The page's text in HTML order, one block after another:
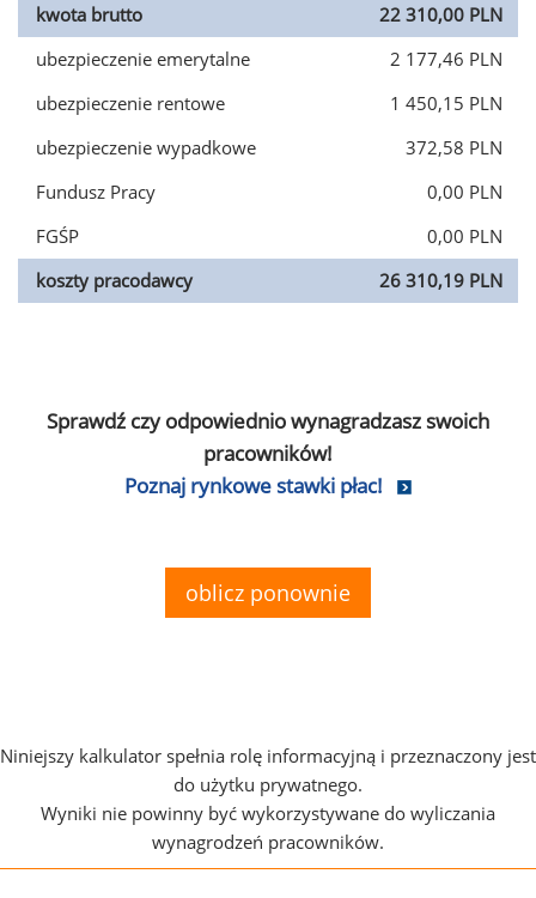
kwota brutto
22 310,00 PLN
ubezpieczenie emerytalne
2 177,46 PLN
ubezpieczenie rentowe
1 450,15 PLN
ubezpieczenie wypadkowe
372,58 PLN
Fundusz Pracy
0,00 PLN
FGŚP
0,00 PLN
koszty pracodawcy
26 310,19 PLN
Sprawdź czy odpowiednio wynagradzasz swoich
pracowników!
Poznaj rynkowe stawki płac!
oblicz ponownie
Niniejszy kalkulator spełnia rolę informacyjną i przeznaczony jest
do użytku prywatnego.
Wyniki nie powinny być wykorzystywane do wyliczania
wynagrodzeń pracowników.